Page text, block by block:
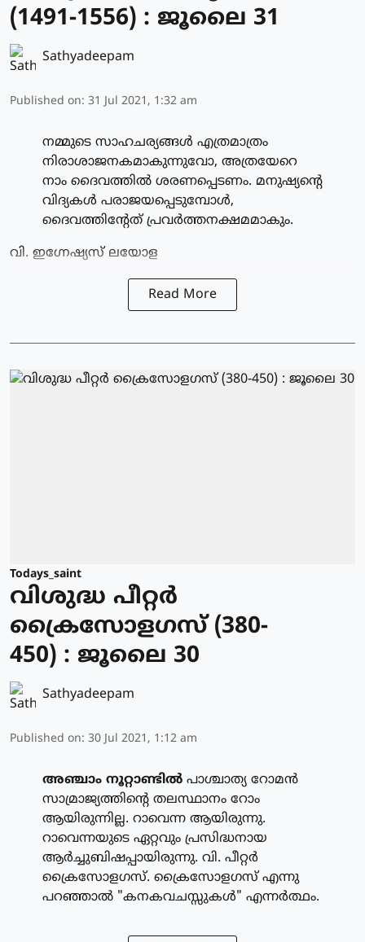
(1491-1556) : ജൂലൈ 31
Sathyadeepam
Published on: 31 Jul 2021, 1:32 am
നമ്മുടെ സാഹചര്യങ്ങള്‍ എത്രമാത്രം
നിരാശാജനകമാകുന്നുവോ, അത്രയേറെ
നാം ദൈവത്തില്‍ ശരണപ്പെടണം. മനുഷ്യന്റെ
വിദ്യകള്‍ പരാജയപ്പെടുമ്പോള്‍,
ദൈവത്തിന്റേത് പ്രവര്‍ത്തനക്ഷമമാകും.
വി. ഇഗ്നേഷ്യസ് ലയോള
Read More
Todays_saint
വിശുദ്ധ പീറ്റര്‍
ക്രൈസോളഗസ് (380-
450) : ജൂലൈ 30
Sathyadeepam
Published on: 30 Jul 2021, 1:12 am
അഞ്ചാം നൂറ്റാണ്ടില്‍ പാശ്ചാത്യ റോമന്‍
സാമ്രാജ്യത്തിന്റെ തലസ്ഥാനം റോം
ആയിരുന്നില്ല. റാവെന്ന ആയിരുന്നു.
റാവെന്നയുടെ ഏറ്റവും പ്രസിദ്ധനായ
ആര്‍ച്ചുബിഷപ്പായിരുന്നു. വി. പീറ്റര്‍
ക്രൈസോളഗസ്. ക്രൈസോളഗസ് എന്നു
പറഞ്ഞാല്‍ "കനകവചസ്സുകള്‍" എന്നര്‍ത്ഥം.